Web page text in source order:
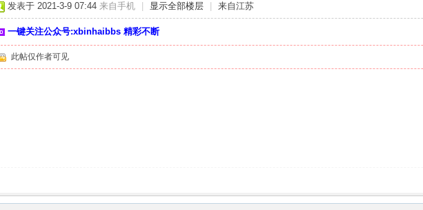
发表于 2021-3-9 07:44 来自手机 显示全部楼层 来自江苏
一键关注公众号:xbinhaibbs 精彩不断
此帖仅作者可见